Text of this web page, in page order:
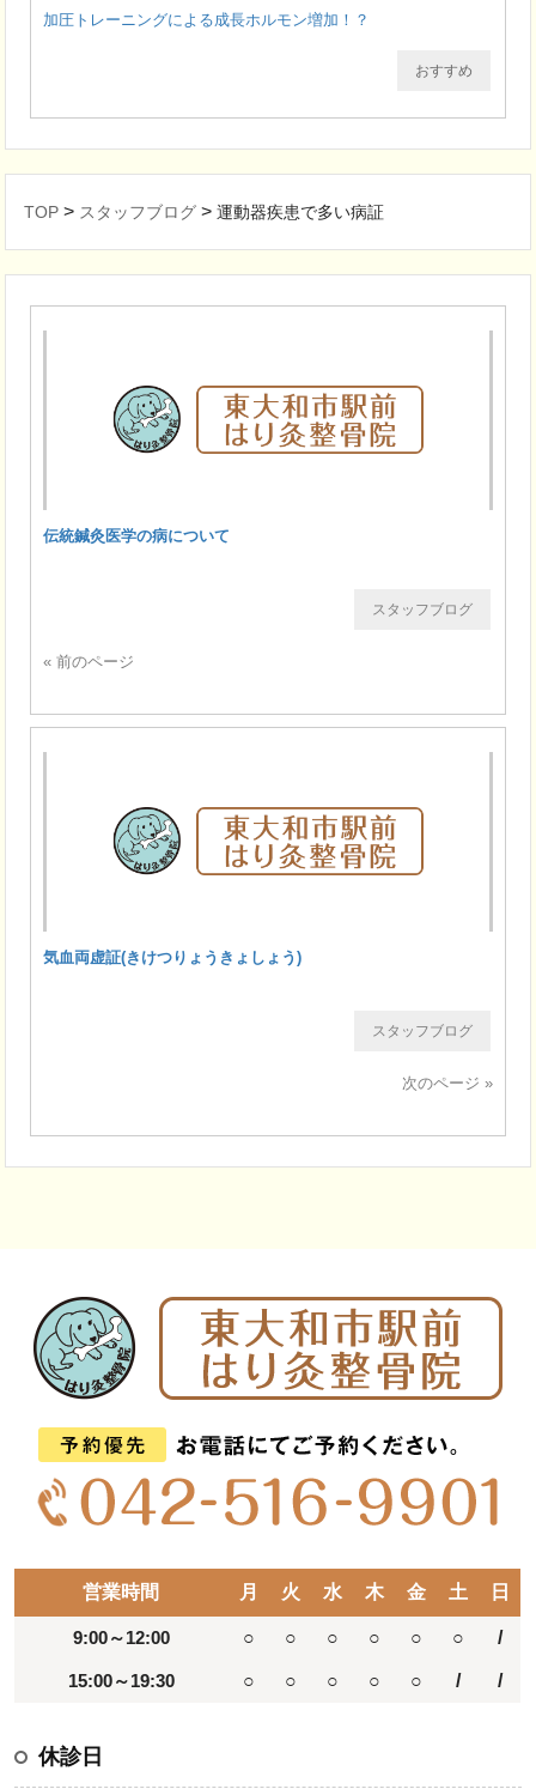
加圧トレーニングによる成長ホルモン増加！？
おすすめ
TOP > スタッフブログ >運動器疾患で多い病証
伝統鍼灸医学の病について
スタッフブログ
« 前のページ
気血両虚証(きけつりょうきょしょう)
スタッフブログ
次のページ »
営業時間 月 火 水 木 金 土 日
9:00～12:00 ○ ○ ○ ○ ○ ○ /
15:00～19:30 ○ ○ ○ ○ ○ / /
休診日